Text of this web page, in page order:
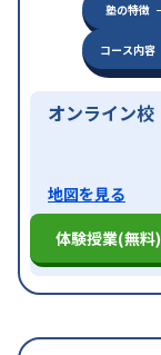
塾の特徴
コース内容
オンライン校
地図を見る
体験授業(無料)